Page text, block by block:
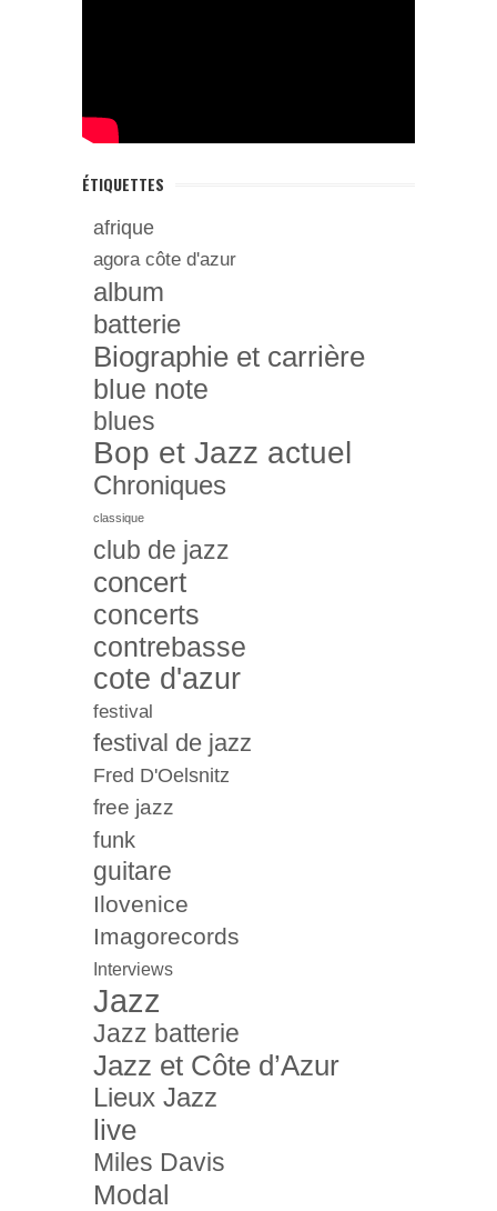
ÉTIQUETTES
afrique
agora côte d'azur
album
batterie
Biographie et carrière
blue note
blues
Bop et Jazz actuel
Chroniques
classique
club de jazz
concert
concerts
contrebasse
cote d'azur
festival
festival de jazz
Fred D'Oelsnitz
free jazz
funk
guitare
Ilovenice
Imagorecords
Interviews
Jazz
Jazz batterie
Jazz et Côte d’Azur
Lieux Jazz
live
Miles Davis
Modal